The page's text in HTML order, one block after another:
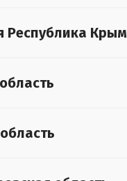
Республика Крым
область
область